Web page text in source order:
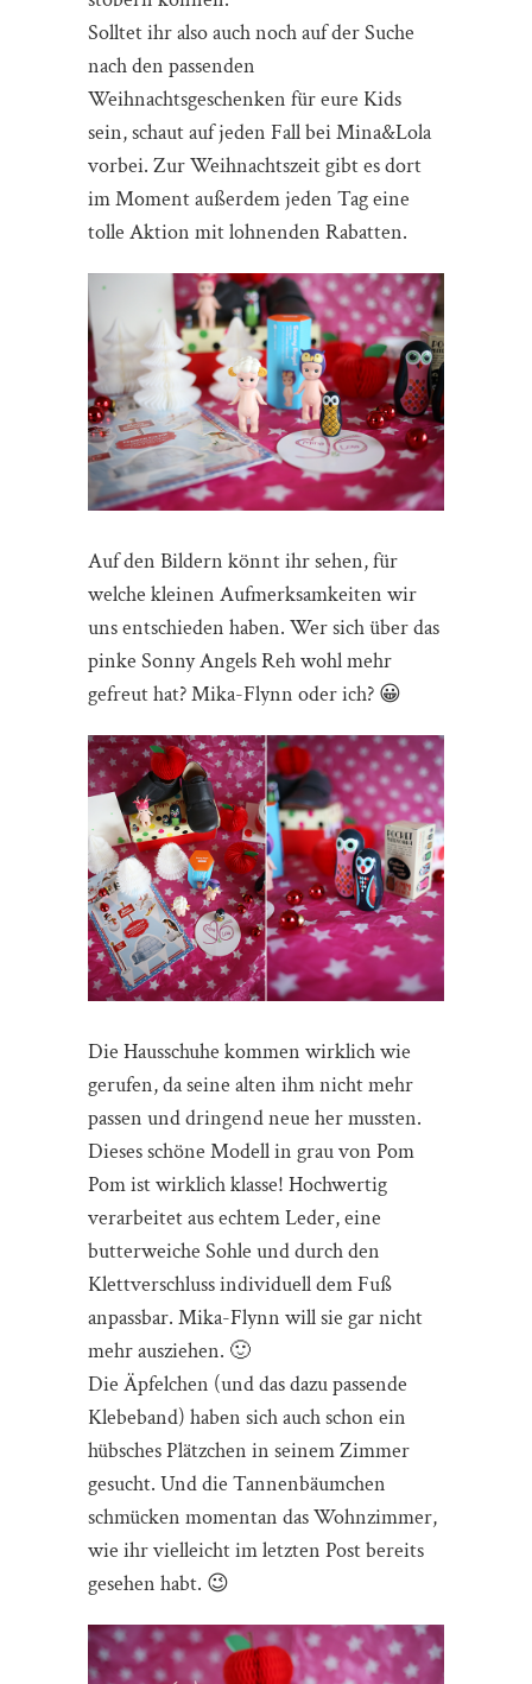
Solltet ihr also auch noch auf der Suche
nach den passenden
Weihnachtsgeschenken für eure Kids
sein, schaut auf jeden Fall bei Mina&Lola
vorbei. Zur Weihnachtszeit gibt es dort
im Moment außerdem jeden Tag eine
tolle Aktion mit lohnenden Rabatten.
Auf den Bildern könnt ihr sehen, für
welche kleinen Aufmerksamkeiten wir
uns entschieden haben. Wer sich über das
pinke Sonny Angels Reh wohl mehr
gefreut hat? Mika-Flynn oder ich? 😀
Die Hausschuhe kommen wirklich wie
gerufen, da seine alten ihm nicht mehr
passen und dringend neue her mussten.
Dieses schöne Modell in grau von Pom
Pom ist wirklich klasse! Hochwertig
verarbeitet aus echtem Leder, eine
butterweiche Sohle und durch den
Klettverschluss individuell dem Fuß
anpassbar. Mika-Flynn will sie gar nicht
mehr ausziehen. 🙂
Die Äpfelchen (und das dazu passende
Klebeband) haben sich auch schon ein
hübsches Plätzchen in seinem Zimmer
gesucht. Und die Tannenbäumchen
schmücken momentan das Wohnzimmer,
wie ihr vielleicht im letzten Post bereits
gesehen habt. 😉